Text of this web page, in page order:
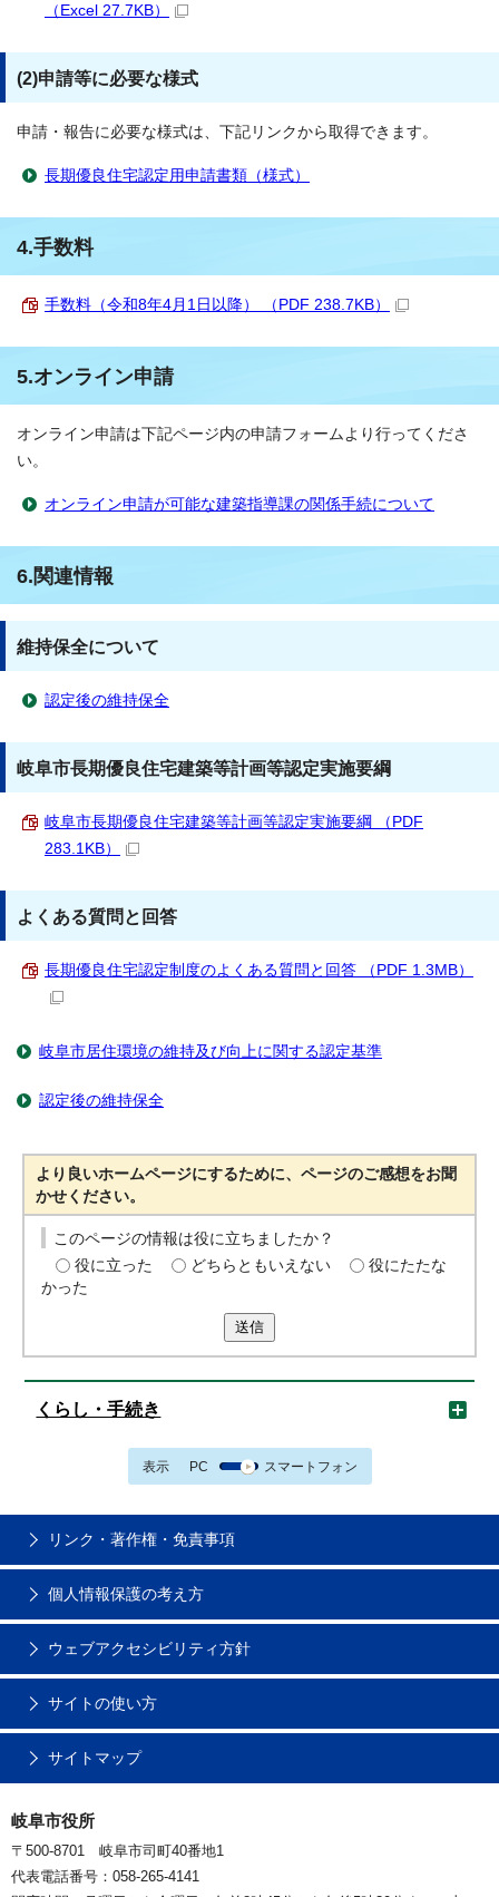
（Excel 27.7KB）
(2)申請等に必要な様式
申請・報告に必要な様式は、下記リンクから取得できます。
長期優良住宅認定用申請書類（様式）
4.手数料
手数料（令和8年4月1日以降） （PDF 238.7KB）
5.オンライン申請
オンライン申請は下記ページ内の申請フォームより行ってくださ
い。
オンライン申請が可能な建築指導課の関係手続について
6.関連情報
維持保全について
認定後の維持保全
岐阜市長期優良住宅建築等計画等認定実施要綱
岐阜市長期優良住宅建築等計画等認定実施要綱 （PDF
283.1KB）
よくある質問と回答
長期優良住宅認定制度のよくある質問と回答 （PDF 1.3MB）
岐阜市居住環境の維持及び向上に関する認定基準
認定後の維持保全
より良いホームページにするために、ページのご感想をお聞
かせください。
このページの情報は役に立ちましたか？
役に立った
どちらともいえない
役にたたな
かった
送信
くらし・手続き
表示 PC スマートフォン
リンク・著作権・免責事項
個人情報保護の考え方
ウェブアクセシビリティ方針
サイトの使い方
サイトマップ
岐阜市役所
〒500-8701 岐阜市司町40番地1
代表電話番号：058-265-4141